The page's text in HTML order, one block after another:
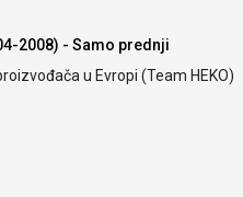
2008) - Samo prednji
u Evropi (Team HEKO)